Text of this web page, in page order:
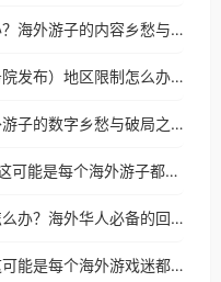
时刻新闻国外地区限制怎么办？海外游子的内容乡愁与破局之路
在美国用国务院客户端（国务院发布）地区限制怎么办？3步解决海外看国内内容难题
瑞士怎么打不开蒙速办？海外游子的数字乡愁与破局之路
B站会员在国外能用吗知乎？这可能是每个海外游子都问过的问题
在越南用乐视视频地区限制怎么办？海外华人必备的回国加速攻略
怎么在国外玩隐形守护者？这可能是每个海外游戏迷都问过的问题